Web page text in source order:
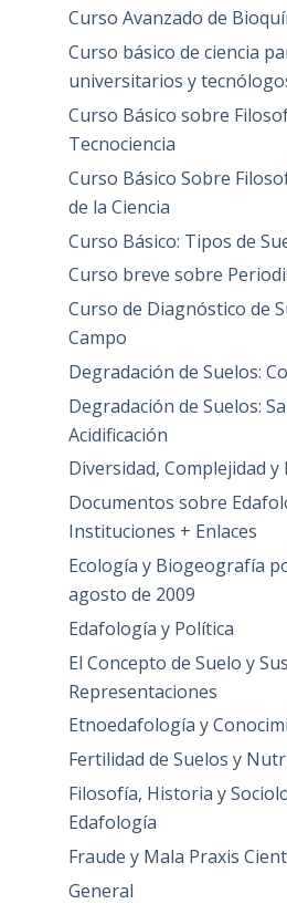
Curso Avanzado de
Curso básico de ciencia
universitarios y
Curso Básico sobre
Tecnociencia
Curso Básico Sobre
de la Ciencia
Curso Básico: Tipos de
Curso breve sobre
Curso de Diagnóstico de
Campo
Degradación de Suelos:
Degradación de Suelos:
Acidificación
Diversidad, Complejidad y
Documentos sobre
Instituciones + Enlaces
Ecología y Biogeografía
agosto de 2009
Edafología y Política
El Concepto de Suelo y Sus
Representaciones
Etnoedafología y
Fertilidad de Suelos y
Filosofía, Historia y
Edafología
Fraude y Mala Praxis
General